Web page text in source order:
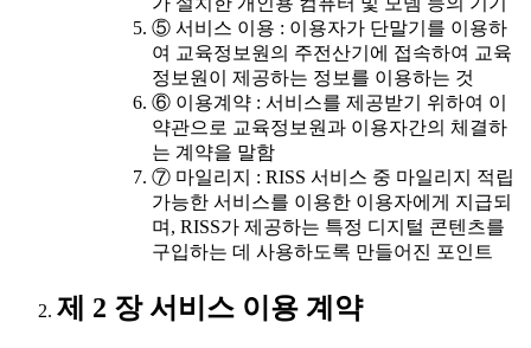
⑤ 서비스 이용 : 이용자가 단말기를 이용하
여 교육정보원의 주전산기에 접속하여 교육
정보원이 제공하는 정보를 이용하는 것
⑥ 이용계약 : 서비스를 제공받기 위하여 이
약관으로 교육정보원과 이용자간의 체결하
는 계약을 말함
⑦ 마일리지 : RISS 서비스 중 마일리지 적립
가능한 서비스를 이용한 이용자에게 지급되
며, RISS가 제공하는 특정 디지털 콘텐츠를
구입하는 데 사용하도록 만들어진 포인트
제 2 장 서비스 이용 계약